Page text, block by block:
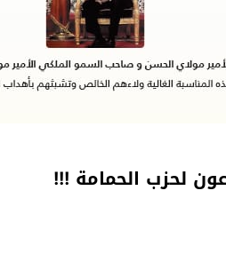
لحزب الحمامة !!!